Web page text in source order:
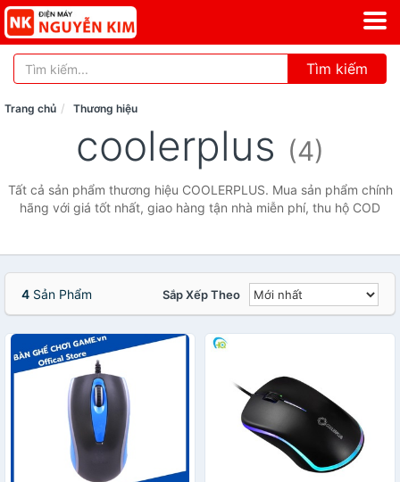
Tìm kiếm
Trang chủ Thương hiệu
coolerplus (4)
Tất cả sản phẩm thương hiệu COOLERPLUS. Mua sản phẩm chính
hãng với giá tốt nhất, giao hàng tận nhà miễn phí, thu hộ COD
4 Sản Phẩm Sắp Xếp Theo